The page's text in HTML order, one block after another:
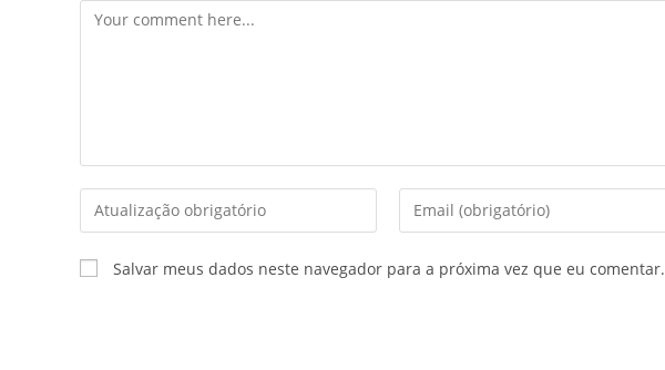
Comment
Enter
your
name
or
Enter
your
address
Salvar meus dados neste navegador para a próxima vez que eu comentar.